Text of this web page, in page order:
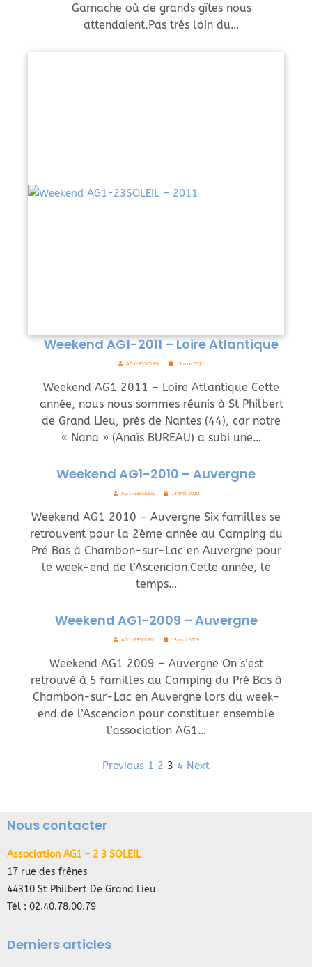
Garnache où de grands gîtes nous
attendaient.Pas très loin du…
Weekend AG1-2011 – Loire Atlantique
AG1-23SOLEIL 13 mai 2011
Weekend AG1 2011 – Loire Atlantique Cette
année, nous nous sommes réunis à St Philbert
de Grand Lieu, près de Nantes (44), car notre
« Nana » (Anaïs BUREAU) a subi une…
Weekend AG1-2010 – Auvergne
AG1-23SOLEIL 13 mai 2010
Weekend AG1 2010 – Auvergne Six familles se
retrouvent pour la 2ème année au Camping du
Pré Bas à Chambon-sur-Lac en Auvergne pour
le week-end de l’Ascencion.Cette année, le
temps…
Weekend AG1-2009 – Auvergne
AG1-23SOLEIL 13 mai 2009
Weekend AG1 2009 – Auvergne On s’est
retrouvé à 5 familles au Camping du Pré Bas à
Chambon-sur-Lac en Auvergne lors du week-
end de l’Ascencion pour constituer ensemble
l’association AG1…
Previous 1 2 3 4 Next
Nous contacter
Association AG1 – 2 3 SOLEIL
17 rue des frênes
44310 St Philbert De Grand Lieu
Tél : 02.40.78.00.79
Derniers articles